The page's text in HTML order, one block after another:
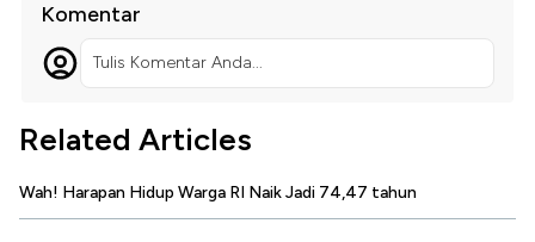
Komentar
Tulis Komentar Anda...
Related Articles
Wah! Harapan Hidup Warga RI Naik Jadi 74,47 tahun